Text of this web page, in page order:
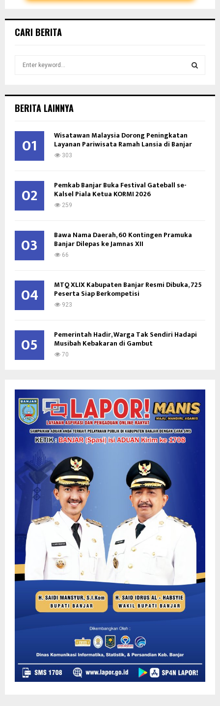
CARI BERITA
h
o
R
BERITA LAINNYA
01 Wisatawan Malaysia Dorong Peningkatan
Layanan Pariwisata Ramah Lansia di Banjar
303
02 Pemkab Banjar Buka Festival Gateball se-
Kalsel Piala Ketua KORMI 2026
259
03 Bawa Nama Daerah, 60 Kontingen Pramuka
Banjar Dilepas ke Jamnas XII
66
04 MTQ XLIX Kabupaten Banjar Resmi Dibuka, 725
Peserta Siap Berkompetisi
923
05 Pemerintah Hadir, Warga Tak Sendiri Hadapi
Musibah Kebakaran di Gambut
70